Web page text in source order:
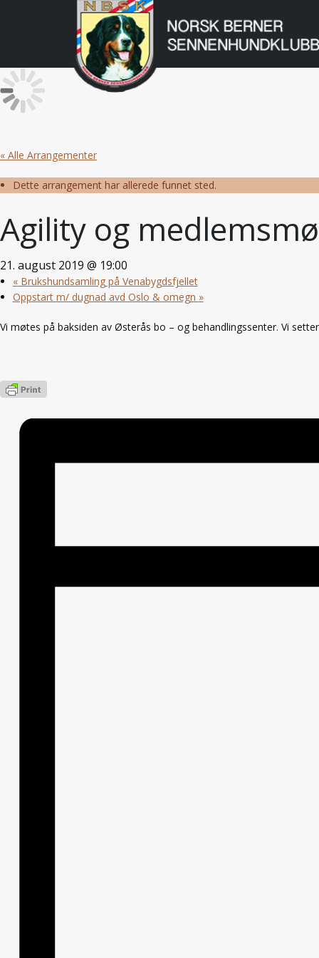
Gå
til
innholdet
Norsk
Berner
« Alle Arrangementer
Dette arrangement har allerede funnet sted.
Agility og
21. august 2019 @ 19:00
«Brukshundsamling på Venabygdsfjellet
Oppstart m/ dugnad avd Oslo & omegn »
Vi møtes på baksiden av Østerås bo – og behandlingssenter. Vi